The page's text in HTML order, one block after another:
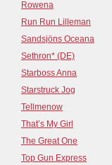
Rowena
Run Run Lilleman
Sandsjöns Oceana
Sethron* (DE)
Starboss Anna
Starstruck Jog
Tellmenow
That’s My Girl
The Great One
Top Gun Express